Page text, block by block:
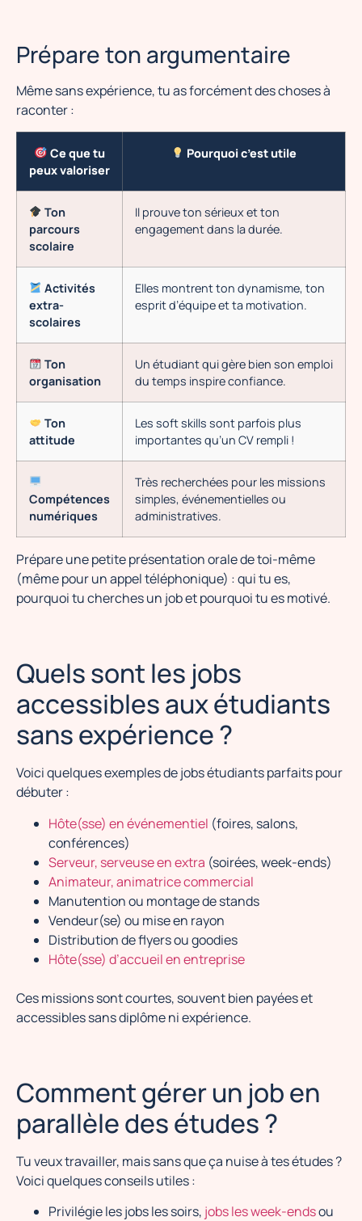
Prépare ton argumentaire
Même sans expérience, tu as forcément des choses à
raconter :
Ce que tu
peux valoriser
Pourquoi c’est utile
Ton
parcours
scolaire
Il prouve ton sérieux et ton
engagement dans la durée.
Activités
extra-
scolaires
Elles montrent ton dynamisme, ton
esprit d’équipe et ta motivation.
Ton
organisation
Un étudiant qui gère bien son emploi
du temps inspire confiance.
Ton
attitude
Les soft skills sont parfois plus
importantes qu’un CV rempli !
Compétences
numériques
Très recherchées pour les missions
simples, événementielles ou
administratives.
Prépare une petite présentation orale de toi-même
(même pour un appel téléphonique) : qui tu es,
pourquoi tu cherches un job et pourquoi tu es motivé.
Quels sont les jobs
accessibles aux étudiants
sans expérience ?
Voici quelques exemples de jobs étudiants parfaits pour
débuter :
Hôte(sse) en événementiel (foires, salons,
conférences)
Serveur, serveuse en extra (soirées, week-ends)
Animateur, animatrice commercial
Manutention ou montage de stands
Vendeur(se) ou mise en rayon
Distribution de flyers ou goodies
Hôte(sse) d’accueil en entreprise
Ces missions sont courtes, souvent bien payées et
accessibles sans diplôme ni expérience.
Comment gérer un job en
parallèle des études ?
Tu veux travailler, mais sans que ça nuise à tes études ?
Voici quelques conseils utiles :
Privilégie les jobs les soirs, jobs les week-endsou